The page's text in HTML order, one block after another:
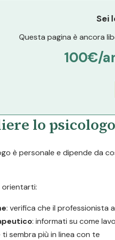
Sei
Questa pagina è ancora
100€/
lo
è personale e dipende da
orientarti:
: verifica che il professionista
: informati su come
sembra più in linea con te